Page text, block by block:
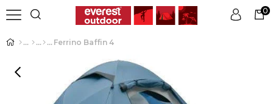
Üye Girişi
0
Ferrino Baffin 4